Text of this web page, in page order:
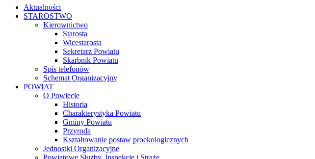
Aktualności
STAROSTWO
Kierownictwo
Starosta
Wicestarosta
Sekretarz Powiatu
Skarbnik Powiatu
Spis telefonów
Schemat Organizacyjny
POWIAT
O Powiecie
Historia
Charakterystyka Powiatu
Gminy Powiatu
Przyroda
Kształtowanie postaw proekologicznych
Jednostki Organizacyjne
Powiatowe Służby, Inspekcje i Straże